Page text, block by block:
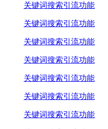
关键词搜索引流功能
关键词搜索引流功能
关键词搜索引流功能
关键词搜索引流功能
关键词搜索引流功能
关键词搜索引流功能
关键词搜索引流功能